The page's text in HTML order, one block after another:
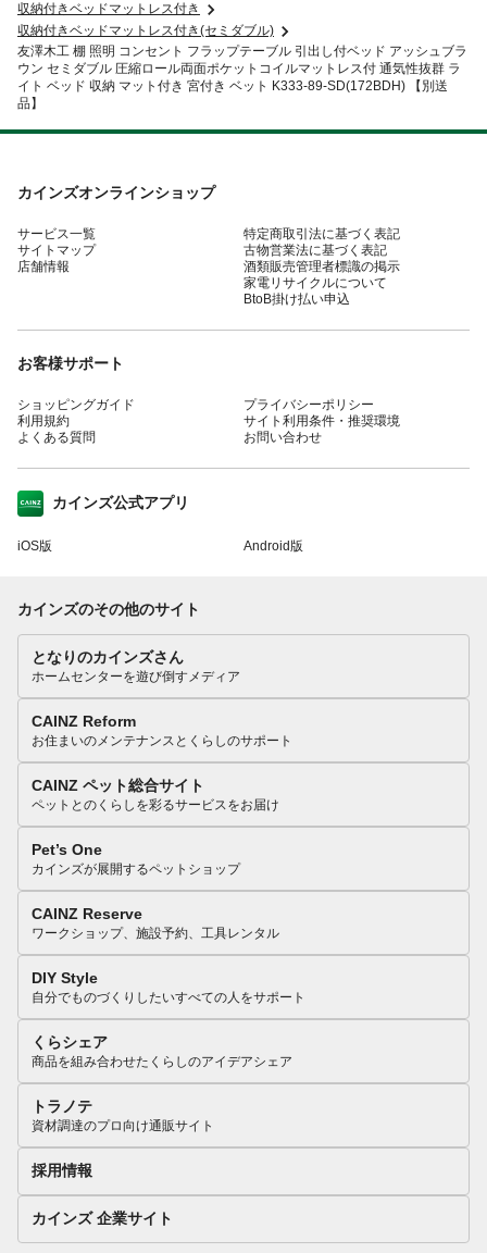
収納付きベッドマットレス付き
収納付きベッドマットレス付き(セミダブル)
友澤木工 棚 照明 コンセント フラップテーブル 引出し付ベッド アッシュブラ
ウン セミダブル 圧縮ロール両面ポケットコイルマットレス付 通気性抜群 ラ
イト ベッド 収納 マット付き 宮付き ベット K333-89-SD(172BDH) 【別送
品】
カインズオンラインショップ
サービス一覧
サイトマップ
店舗情報
特定商取引法に基づく表記
古物営業法に基づく表記
酒類販売管理者標識の掲示
家電リサイクルについて
BtoB掛け払い申込
お客様サポート
ショッピングガイド
利用規約
よくある質問
プライバシーポリシー
サイト利用条件・推奨環境
お問い合わせ
カインズ公式アプリ
iOS版 Android版
カインズのその他のサイト
となりのカインズさん
ホームセンターを遊び倒すメディア
CAINZ Reform
お住まいのメンテナンスとくらしのサポート
CAINZ ペット総合サイト
ペットとのくらしを彩るサービスをお届け
Pet’s One
カインズが展開するペットショップ
CAINZ Reserve
ワークショップ、施設予約、工具レンタル
DIY Style
自分でものづくりしたいすべての人をサポート
くらシェア
商品を組み合わせたくらしのアイデアシェア
トラノテ
資材調達のプロ向け通販サイト
採用情報
カインズ 企業サイト